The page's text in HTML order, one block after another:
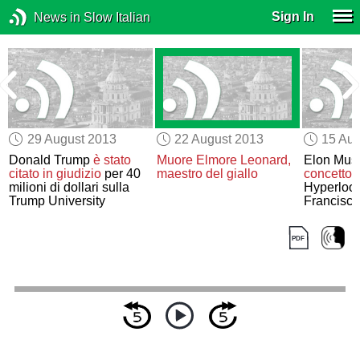
News in Slow Italian Sign In
29 August 2013
Donald Trumpè stato
citato in giudizio per 40
milioni di dollari sulla
Trump University
22 August 2013
Muore Elmore Leonard,
maestro del giallo
15
Elon
concetto